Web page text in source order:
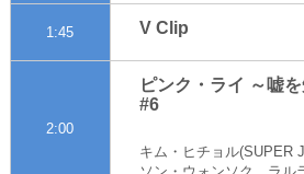
1:45 V Clip
2:00
ピンク・ライ ～嘘
#6
キム・ヒチョル(SUPER